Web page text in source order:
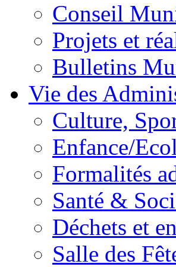
Conseil
Projets et
Bulletins
Vie des
Culture,
Enfance/
Formalités
Santé &
Déchets et
Salle des